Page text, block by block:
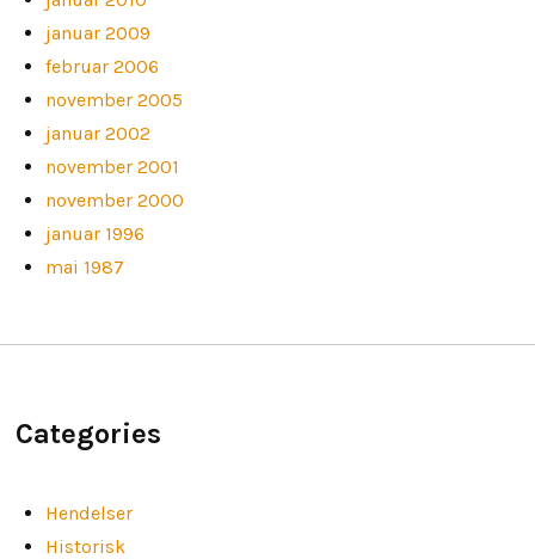
januar 2009
februar 2006
november 2005
januar 2002
november 2001
november 2000
januar 1996
mai 1987
Categories
Hendelser
Historisk